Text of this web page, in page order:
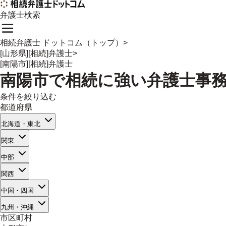
弁護士検索
相続弁護士 ドットコム（トップ） >
[山形県][相続]弁護士>
[南陽市][相続]弁護士
南陽市で相続に強い弁護士事
条件を絞り込む
都道府県
北海道・東北
関東
中部
関西
中国・四国
九州・沖縄
市区町村